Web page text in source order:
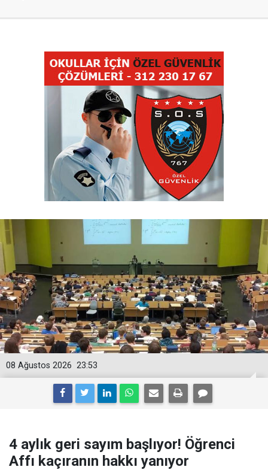
23:53
08 Ağustos 2026
4 aylık geri sayım başlıyor! Öğrenci
Affı kaçıranın hakkı yanıyor